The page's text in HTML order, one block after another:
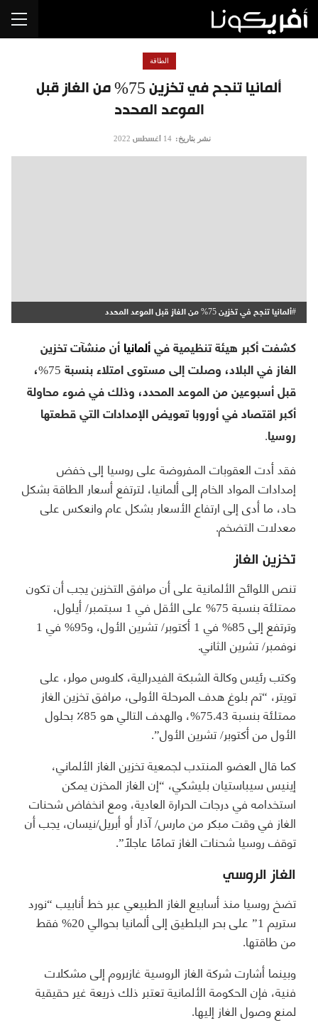
ألمانيا تنجح في تخزين 75% من الغاز قبل
الموعد المحدد
الطاقة
نشر بتاريخ: 14 أغسطس 2022
#ألمانيا تنجح في تخزين 75% من الغاز قبل الموعد المحدد
كشفت أكبر هيئة تنظيمية في ألمانيا أن منشآت تخزين
الغاز في البلاد، وصلت إلى مستوى امتلاء بنسبة 75%،
قبل أسبوعين من الموعد المحدد، وذلك في ضوء محاولة
أكبر اقتصاد في أوروبا تعويض الإمدادات التي قطعتها
روسيا.
فقد أدت العقوبات المفروضة على روسيا إلى خفض
إمدادات المواد الخام إلى ألمانيا، لترتفع أسعار الطاقة بشكل
حاد، ما أدى إلى ارتفاع الأسعار بشكل عام وانعكس على
معدلات التضخم.
تخزين الغاز
تنص اللوائح الألمانية على أن مرافق التخزين يجب أن تكون
ممتلئة بنسبة 75% على الأقل في 1 سبتمبر/ أيلول،
وترتفع إلى 85% في 1 أكتوبر/ تشرين الأول، و95% في 1
نوفمبر/ تشرين الثاني.
وكتب رئيس وكالة الشبكة الفيدرالية، كلاوس مولر، على
تويتر، “تم بلوغ هدف المرحلة الأولى، مرافق تخزين الغاز
ممتلئة بنسبة 75.43%، والهدف التالي هو 85٪ بحلول
الأول من أكتوبر/ تشرين الأول”.
كما قال العضو المنتدب لجمعية تخزين الغاز الألماني،
إينيس سيباستيان بليشكي، “إن الغاز المخزن يمكن
استخدامه في درجات الحرارة العادية، ومع انخفاض شحنات
الغاز في وقت مبكر من مارس/ آذار أو أبريل/نيسان، يجب أن
توقف روسيا شحنات الغاز تمامًا عاجلاً”.
الغاز الروسي
تضخ روسيا منذ أسابيع الغاز الطبيعي عبر خط أنابيب “نورد
ستريم 1” على بحر البلطيق إلى ألمانيا بحوالي 20% فقط
من طاقتها.
وبينما أشارت شركة الغاز الروسية غازبروم إلى مشكلات
فنية، فإن الحكومة الألمانية تعتبر ذلك ذريعة غير حقيقية
لمنع وصول الغاز إليها.